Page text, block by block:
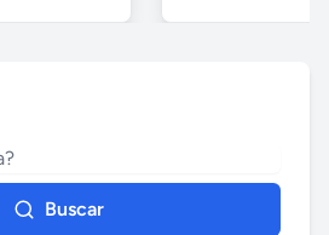
Buscar